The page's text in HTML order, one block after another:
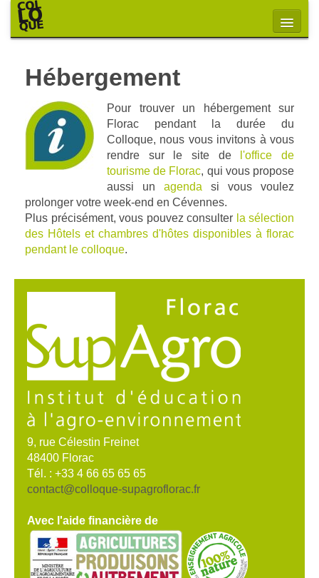
Hébergement
Pour trouver un hébergement sur
Florac pendant la durée du
Colloque, nous vous invitons à vous
rendre sur le site de
l'office de
tourisme de Florac, qui vous propose
aussi un agenda si vous voulez
prolonger votre week-end en Cévennes.
Plus précisément, vous pouvez consulter la sélection
des Hôtels et chambres d'hôtes disponibles à florac
pendant le colloque.
9, rue Célestin Freinet
48400 Florac
Tél. : +33 4 66 65 65 65
contact@colloque-supagroflorac.fr
Avec l'aide financière de